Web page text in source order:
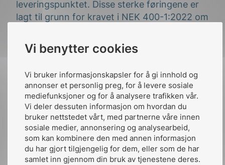
Vi benytter cookies
Vi bruker informasjonskapsler for å gi innhold og
annonser et personlig preg, for å levere sosiale
mediefunksjoner og for å analysere trafikken vår.
Vi deler dessuten informasjon om hvordan du
bruker nettstedet vårt, med partnerne våre innen
sosiale medier, annonsering og analysearbeid,
som kan kombinere den med annen informasjon
du har gjort tilgjengelig for dem, eller som de har
samlet inn gjennom din bruk av tjenestene deres.
leveringspunktet. Disse sterke føringene er
lagt til grunn for kravet i NEK 400-1:2022 om
Hovedbegrunnelse i IEC og CLC-
problematikk, spesielt i installasjoner med
omfattende bruk av ekomutstyr. NK64
anser at dagens installasjoner inneholder
omfattenede ekomutstyr og det derfor er
mest hensiktsmessig å ikke tillate at det
benyttes et TN-C-system for distribusjon av
elektrisk energi i bygninger.